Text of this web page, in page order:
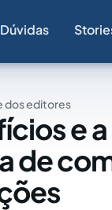
Dúvidas
dos editores
e
de